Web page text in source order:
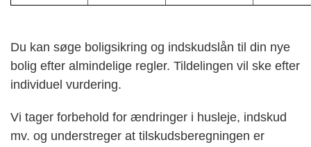
Du kan søge boligsikring og indskudslån til din nye
bolig efter almindelige regler. Tildelingen vil ske efter
individuel vurdering.
Vi tager forbehold for ændringer i husleje, indskud
mv. og understreger at tilskudsberegningen er